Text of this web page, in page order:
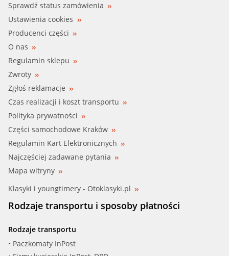
Sprawdź status zamówienia
Ustawienia cookies
Producenci części
O nas
Regulamin sklepu
Zwroty
Zgłoś reklamacje
Czas realizacji i koszt transportu
Polityka prywatności
Części samochodowe Kraków
Regulamin Kart Elektronicznych
Najczęściej zadawane pytania
Mapa witryny
Klasyki i youngtimery - Otoklasyki.pl
Rodzaje transportu i sposoby płatności
Rodzaje transportu
• Paczkomaty InPost